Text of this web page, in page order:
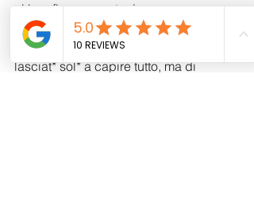
al loro fianco mentre imparano,
offrendo sicurezza invece di solitudine.
Il/La bambin* non ci chiede di essere
lasciat* sol* a capire tutto, ma di